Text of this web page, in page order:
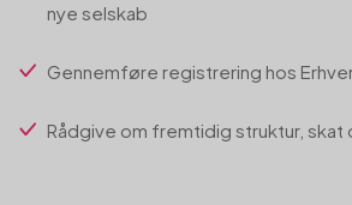
nye selskab
Gennemføre registrering hos
Rådgive om fremtidig struktur, skat